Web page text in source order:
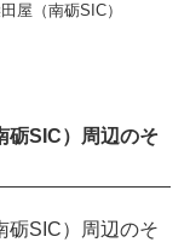
屋（南砺SIC）
砺SIC）周辺のそ
砺SIC）周辺のそ